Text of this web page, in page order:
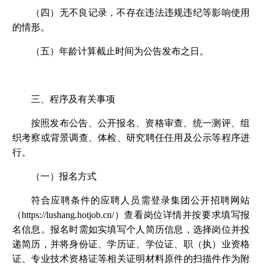
（四）无不良记录，不存在违法违规违纪等影响使用
的情形。
（五）年龄计算截止时间为公告发布之日。
三、程序及有关事项
按照发布公告、公开报名、资格审查、统一测评、组
织考察或背景调查、体检、研究聘任任用及公示等程序进
行。
（一）报名方式
符合应聘条件的应聘人员需登录集团公开招聘网站
（https://lushang.hotjob.cn/）查看岗位详情并按要求填写报
名信息。报名时需如实填写个人简历信息，选择岗位并投
递简历，并将身份证、学历证、学位证、职（执）业资格
证、专业技术资格证等相关证明材料原件的扫描件作为附